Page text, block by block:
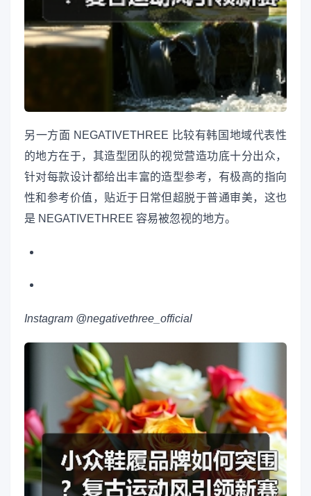
另一方面 NEGATIVETHREE 比较有韩国地域代表性
的地方在于，其造型团队的视觉营造功底十分出众，
针对每款设计都给出丰富的造型参考，有极高的指向
性和参考价值，贴近于日常但超脱于普通审美，这也
是 NEGATIVETHREE 容易被忽视的地方。
Instagram @negativethree_official